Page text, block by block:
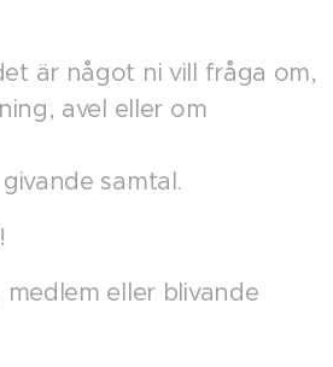
är något ni vill fråga om,
avel eller om
samtal.
eller blivande